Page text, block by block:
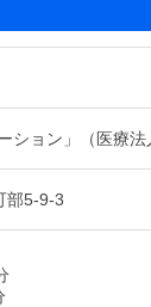
ョン」（医療法
部5-9-3